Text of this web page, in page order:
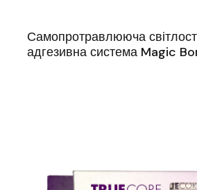
Самопротравлююча
адгезивна система Magic